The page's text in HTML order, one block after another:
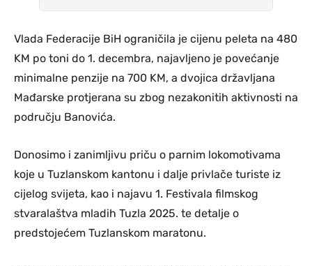
Vlada Federacije BiH ograničila je cijenu peleta na 480
KM po toni do 1. decembra, najavljeno je povećanje
minimalne penzije na 700 KM, a dvojica državljana
Mađarske protjerana su zbog nezakonitih aktivnosti na
području Banovića.
Donosimo i zanimljivu priču o parnim lokomotivama
koje u Tuzlanskom kantonu i dalje privlače turiste iz
cijelog svijeta, kao i najavu 1. Festivala filmskog
stvaralaštva mladih Tuzla 2025. te detalje o
predstojećem Tuzlanskom maratonu.